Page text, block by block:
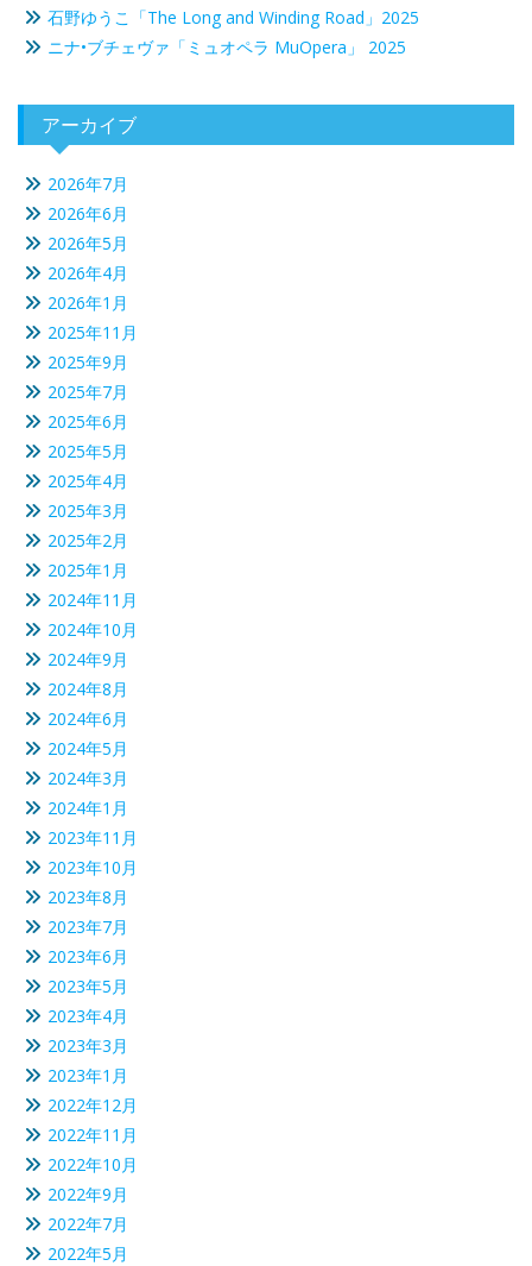
石野ゆうこ「The Long and Winding Road」2025
ニナ•ブチェヴァ「ミュオペラ MuOpera」 2025
アーカイブ
2026年7月
2026年6月
2026年5月
2026年4月
2026年1月
2025年11月
2025年9月
2025年7月
2025年6月
2025年5月
2025年4月
2025年3月
2025年2月
2025年1月
2024年11月
2024年10月
2024年9月
2024年8月
2024年6月
2024年5月
2024年3月
2024年1月
2023年11月
2023年10月
2023年8月
2023年7月
2023年6月
2023年5月
2023年4月
2023年3月
2023年1月
2022年12月
2022年11月
2022年10月
2022年9月
2022年7月
2022年5月